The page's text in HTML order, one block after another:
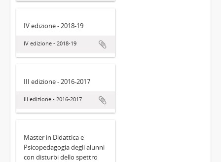
IV edizione - 2018-19
IV edizione - 2018-19
III edizione - 2016-2017
III edizione - 2016-2017
Master in Didattica e
Psicopedagogia degli alunni
con disturbi dello spettro